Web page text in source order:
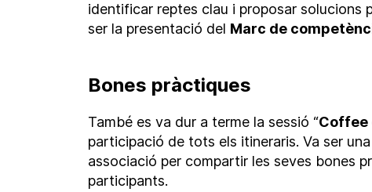
identificar reptes clau i proposar solucions
ser la presentació del Marc de
Bones pràctiques
També es va dur a terme la sessió “Coffee
participació de tots els itineraris. Va ser
associació per compartir les seves bones
participants.